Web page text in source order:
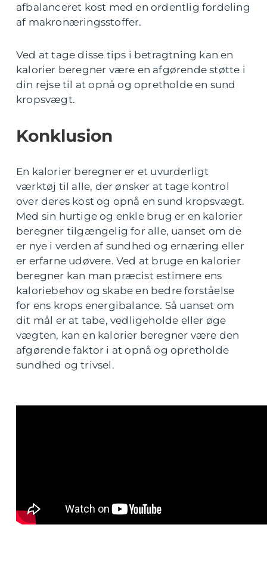
afbalanceret kost med en ordentlig fordeling
af makronæringsstoffer.
Ved at tage disse tips i betragtning kan en
kalorier beregner være en afgørende støtte i
din rejse til at opnå og opretholde en sund
kropsvægt.
Konklusion
En kalorier beregner er et uvurderligt
værktøj til alle, der ønsker at tage kontrol
over deres kost og opnå en sund kropsvægt.
Med sin hurtige og enkle brug er en kalorier
beregner tilgængelig for alle, uanset om de
er nye i verden af sundhed og ernæring eller
er erfarne udøvere. Ved at bruge en kalorier
beregner kan man præcist estimere ens
kaloriebehov og skabe en bedre forståelse
for ens krops energibalance. Så uanset om
dit mål er at tabe, vedligeholde eller øge
vægten, kan en kalorier beregner være den
afgørende faktor i at opnå og opretholde
sundhed og trivsel.